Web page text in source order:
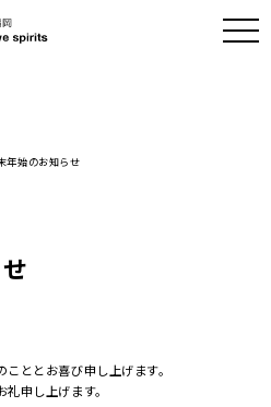
年始のお知らせ
ととお喜び申し上げます。
申し上げます。